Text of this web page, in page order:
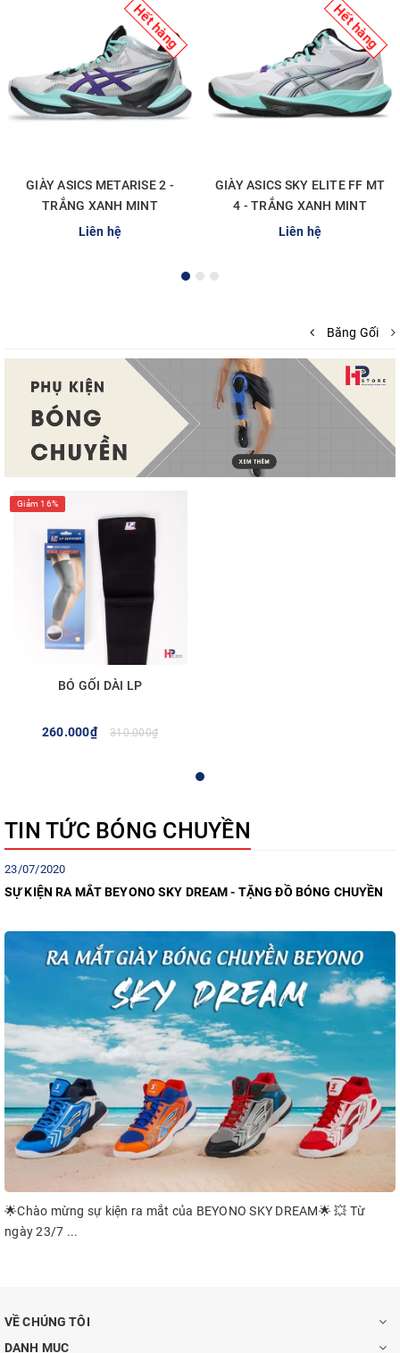
Hết hàng
GIÀY ASICS METARISE 2 -
TRẮNG XANH MINT
Liên hệ
Hết hàng
GIÀY ASICS SKY ELITE FF MT
4 - TRẮNG XANH MINT
Liên hệ
Băng Gối
Giảm 16%
BÓ GỐI DÀI LP
260.000₫ 310.000₫
TIN TỨC BÓNG CHUYỀN
2020
KIỆN RA MẮT BEYONO SKY DREAM - TẶNG ĐỒ BÓNG CHUYỀN
mừng sự kiện ra mắt của BEYONO SKY DREAM🌟 💥 Từ
23/7 ...
👉
VỀ CHÚNG TÔI
DANH MỤC